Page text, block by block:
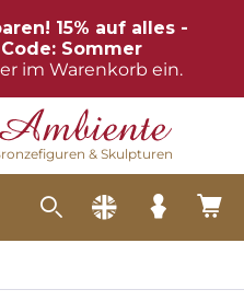
15% auf alles -
Sommer
im Warenkorb ein.
& Skulpturen